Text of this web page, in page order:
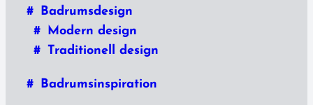
Badrumsdesign
Modern design
Traditionell design
Badrumsinspiration